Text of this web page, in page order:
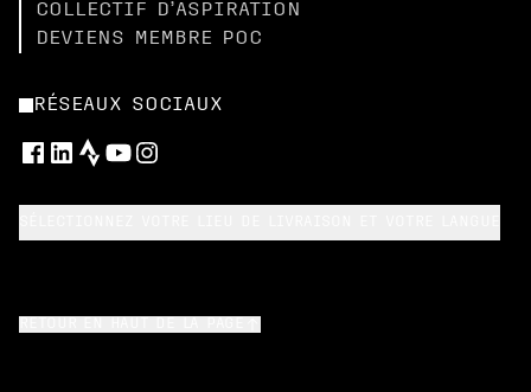
COLLECTIF D’ASPIRATION
DEVIENS MEMBRE POC
RÉSEAUX SOCIAUX